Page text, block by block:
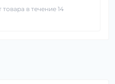
в течение 14